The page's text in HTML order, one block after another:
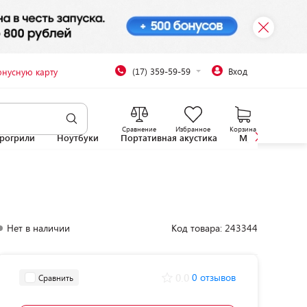
карту (17) 359-59-59 Вход
Сравнение Избранное Корзина
Ноутбуки Портативная акустика
Нет в наличии Код товара: 243344
Сравнить 0 отзывов